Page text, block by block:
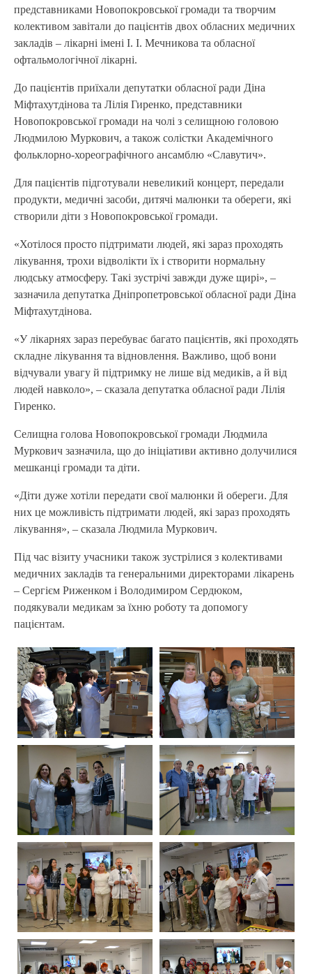
представниками Новопокровської громади та творчим
колективом завітали до пацієнтів двох обласних медичних
закладів – лікарні імені І. І. Мечникова та обласної
офтальмологічної лікарні.
До пацієнтів приїхали депутатки обласної ради Діна
Міфтахутдінова та Лілія Гиренко, представники
Новопокровської громади на чолі з селищною головою
Людмилою Муркович, а також солістки Академічного
фольклорно-хореографічного ансамблю «Славутич».
Для пацієнтів підготували невеликий концерт, передали
продукти, медичні засоби, дитячі малюнки та обереги, які
створили діти з Новопокровської громади.
«Хотілося просто підтримати людей, які зараз проходять
лікування, трохи відволікти їх і створити нормальну
людську атмосферу. Такі зустрічі завжди дуже щирі», –
зазначила депутатка Дніпропетровської обласної ради Діна
Міфтахутдінова.
«У лікарнях зараз перебуває багато пацієнтів, які проходять
складне лікування та відновлення. Важливо, щоб вони
відчували увагу й підтримку не лише від медиків, а й від
людей навколо», – сказала депутатка обласної ради Лілія
Гиренко.
Селищна голова Новопокровської громади Людмила
Муркович зазначила, що до ініціативи активно долучилися
мешканці громади та діти.
«Діти дуже хотіли передати свої малюнки й обереги. Для
них це можливість підтримати людей, які зараз проходять
лікування», – сказала Людмила Муркович.
Під час візиту учасники також зустрілися з колективами
медичних закладів та генеральними директорами лікарень
– Сергієм Риженком і Володимиром Сердюком,
подякували медикам за їхню роботу та допомогу
пацієнтам.